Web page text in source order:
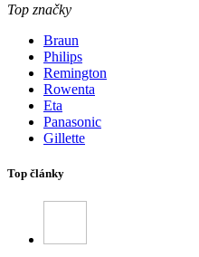
Top značky
Braun
Philips
Remington
Rowenta
Eta
Panasonic
Gillette
Top články